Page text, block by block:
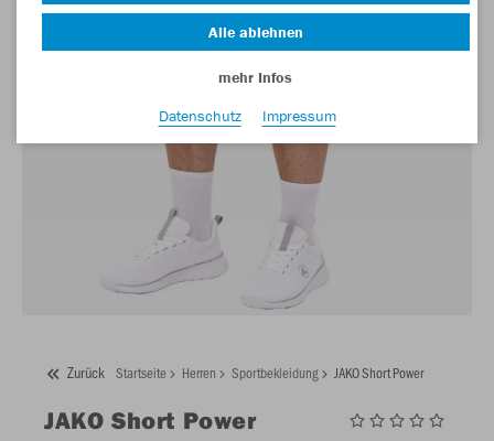
Zurück Startseite Herren Sportbekleidung JAKO Short Power
JAKO Short Power
Alle ablehnen
mehr Infos
Datenschutz
Impressum